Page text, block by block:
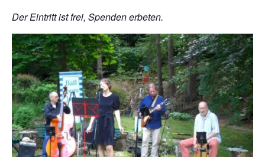
Der Eintritt ist frei, Spenden erbeten.